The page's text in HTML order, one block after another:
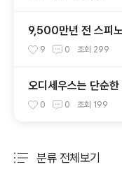
9,500만년 전 스피
머리 볏이 있었다
9 0 조회 299
오디세우스는 단순
니면 실존 인물인가?
0 0 조회 199
분류 전체보기